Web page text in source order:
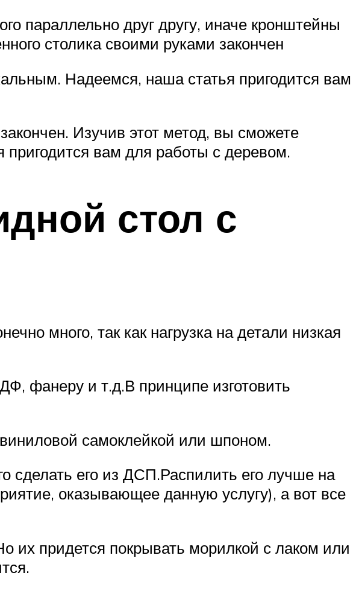
параллельно друг другу, иначе кронштейны
столика своими руками закончен
Надеемся, наша статья пригодится вам
Изучив этот метод, вы сможете
вам для работы с деревом.
стол с
много, так как нагрузка на детали низкая
фанеру и т.д.В принципе изготовить
самоклейкой или шпоном.
сделать его из ДСП.Распилить его лучше на
оказывающее данную услугу), а вот все
их придется покрывать морилкой с лаком или